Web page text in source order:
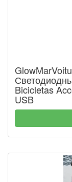
Bicicletas
USB